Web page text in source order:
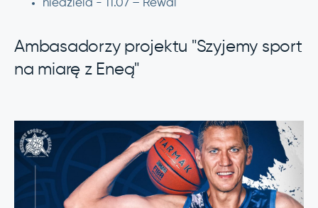
niedziela - 11.07 – Rewal
Ambasadorzy projektu "Szyjemy sport
na miarę z Eneą"